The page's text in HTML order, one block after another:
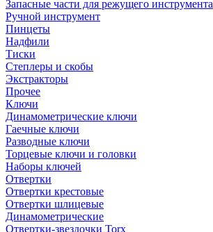
Запасные части для режущего инструмента
Ручной инструмент
Пинцеты
Надфили
Тиски
Степлеры и скобы
Экстракторы
Прочее
Ключи
Динамометрические ключи
Гаечные ключи
Разводные ключи
Торцевые ключи и головки
Наборы ключей
Отвертки
Отвертки крестовые
Отвертки шлицевые
Динамометрические
Отвертки-звездочки Torx